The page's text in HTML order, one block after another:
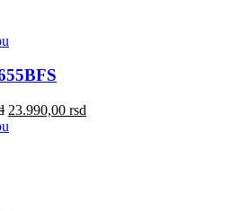
23.990,00 rsd